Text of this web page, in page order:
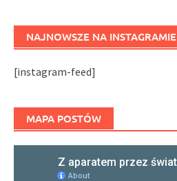
NAJNOWSZE NA INSTAGRAMIE
[instagram-feed]
MAPA POSTÓW